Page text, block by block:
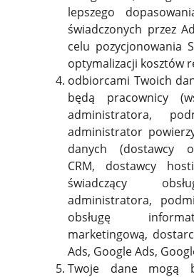
lepszego
świadczonych przez
celu pozycjonowania
optymalizacji kosztów
odbiorcami Twoich
będą pracownicy
administratora,
administrator
danych (dostawcy
CRM, dostawcy
świadczący
administratora,
obsługę
marketingową,
Ads, Google Ads,
Twoje dane mogą